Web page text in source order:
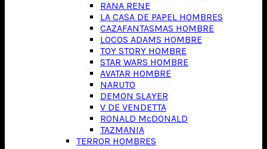
RANA RENE
LA CASA DE PAPEL HOMBRES
CAZAFANTASMAS HOMBRE
LOCOS ADAMS HOMBRE
TOY STORY HOMBRE
STAR WARS HOMBRE
AVATAR HOMBRE
NARUTO
DEMON SLAYER
V DE VENDETTA
RONALD McDONALD
TAZMANIA
TERROR HOMBRES